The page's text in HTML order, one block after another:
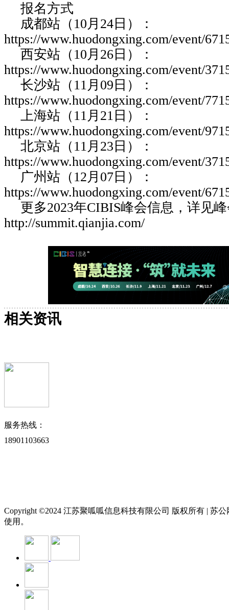
报名方式
成都站（10月24日）：
https://www.huodongxing.com/event/
西安站（10月26日）：
https://www.huodongxing.com/event/
长沙站（11月09日）：
https://www.huodongxing.com/event/
上海站（11月21日）：
https://www.huodongxing.com/event/
北京站（11月23日）：
https://www.huodongxing.com/event/
广州站（12月07日）：
https://www.huodongxing.com/event/
更多2023年CIBIS峰会信息，详见
http://summit.qianjia.com/
相关资讯
服务热线：
18901103663
Copyright ©2024 江苏聚呱呱信息科技有限公司 版权所有 | 苏公
使用。